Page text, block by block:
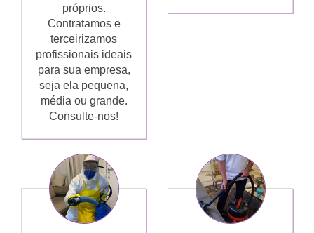
próprios.
Contratamos e
terceirizamos
profissionais ideais
para sua empresa,
seja ela pequena,
média ou grande.
Consulte-nos!